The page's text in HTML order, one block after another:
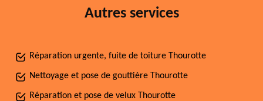
Autres services
Réparation urgente, fuite de toiture Thourotte
Nettoyage et pose de gouttière Thourotte
Réparation et pose de velux Thourotte